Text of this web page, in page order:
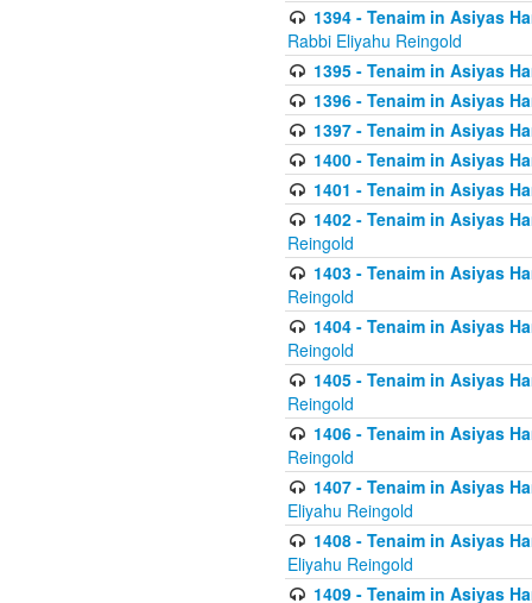
1394 - Tenaim in Asiyas
Rabbi Eliyahu Reingold
1395 - Tenaim in Asiyas
1396 - Tenaim in Asiyas
1397 - Tenaim in Asiyas
1400 - Tenaim in Asiyas
1401 - Tenaim in Asiyas
1402 - Tenaim in Asiyas
Reingold
1403 - Tenaim in Asiyas
Reingold
1404 - Tenaim in Asiyas
Reingold
1405 - Tenaim in Asiyas
Reingold
1406 - Tenaim in Asiyas
Reingold
1407 - Tenaim in Asiyas
Eliyahu Reingold
1408 - Tenaim in Asiyas
Eliyahu Reingold
1409 - Tenaim in Asiyas